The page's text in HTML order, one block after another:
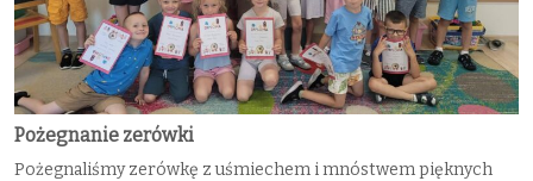
Pożegnanie zerówki
Pożegnaliśmy zerówkę z uśmiechem i mnóstwem pięknych